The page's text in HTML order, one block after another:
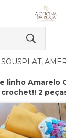
SOUSPLAT,
linho Amarelo
2